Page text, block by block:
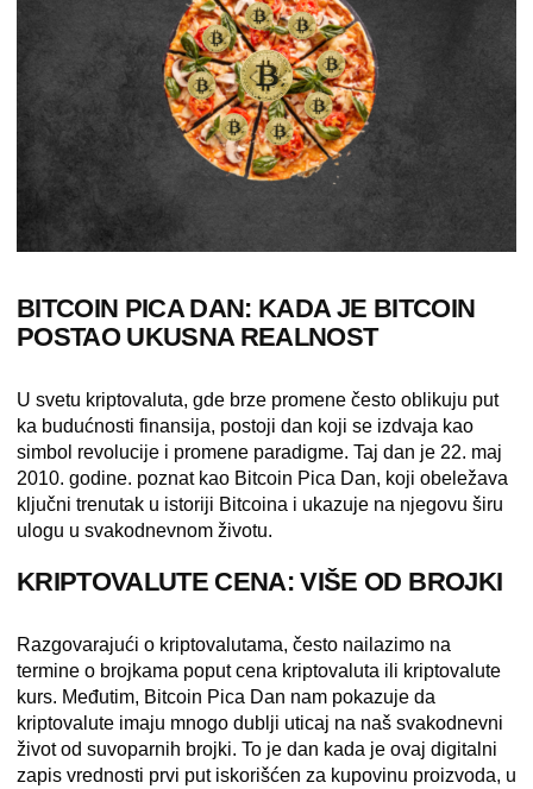
BITCOIN PICA DAN: KADA JE BITCOIN
POSTAO UKUSNA REALNOST
U svetu kriptovaluta, gde brze promene često oblikuju put
ka budućnosti finansija, postoji dan koji se izdvaja kao
simbol revolucije i promene paradigme. Taj dan je 22. maj
2010. godine. poznat kao Bitcoin Pica Dan, koji obeležava
ključni trenutak u istoriji Bitcoina i ukazuje na njegovu širu
ulogu u svakodnevnom životu.
KRIPTOVALUTE CENA: VIŠE OD BROJKI
Razgovarajući o kriptovalutama, često nailazimo na
termine o brojkama poput cena kriptovaluta ili kriptovalute
kurs. Međutim, Bitcoin Pica Dan nam pokazuje da
kriptovalute imaju mnogo dublji uticaj na naš svakodnevni
život od suvoparnih brojki. To je dan kada je ovaj digitalni
zapis vrednosti prvi put iskorišćen za kupovinu proizvoda, u